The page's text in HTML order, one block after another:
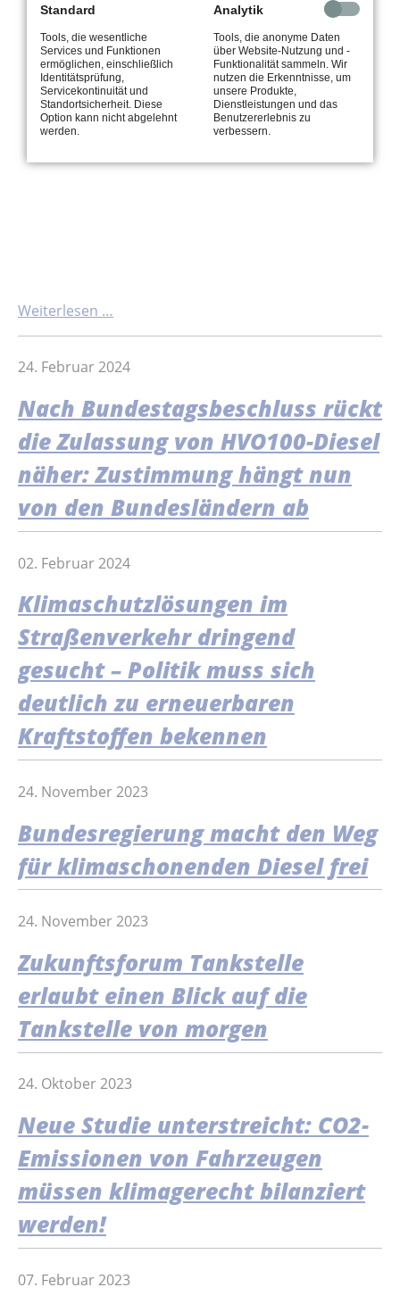
Weiterlesen …
24. Februar 2024
Nach Bundestagsbeschluss rückt
die Zulassung von HVO100-Diesel
näher: Zustimmung hängt nun
von den Bundesländern ab
02. Februar 2024
Klimaschutzlösungen im
Straßenverkehr dringend
gesucht – Politik muss sich
deutlich zu erneuerbaren
Kraftstoffen bekennen
24. November 2023
Bundesregierung macht den Weg
für klimaschonenden Diesel frei
24. November 2023
Zukunftsforum Tankstelle
erlaubt einen Blick auf die
Tankstelle von morgen
24. Oktober 2023
Neue Studie unterstreicht: CO2-
Emissionen von Fahrzeugen
müssen klimagerecht bilanziert
werden!
07. Februar 2023
Standard
Tools, die wesentliche
Services und Funktionen
ermöglichen, einschließlich
Identitätsprüfung,
Servicekontinuität und
Standortsicherheit. Diese
Option kann nicht abgelehnt
werden.
Analytik
Tools, die anonyme Daten
über Website-Nutzung und -
Funktionalität sammeln. Wir
nutzen die Erkenntnisse, um
unsere Produkte,
Dienstleistungen und das
Benutzererlebnis zu
verbessern.